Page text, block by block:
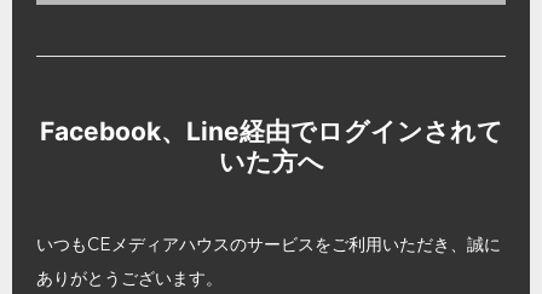
Facebook、Line経由でログインされて
いた方へ
いつもCEメディアハウスのサービスをご利用いただき、誠に
ありがとうございます。